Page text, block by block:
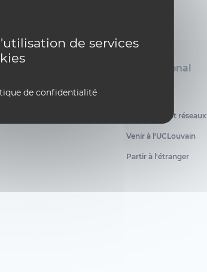
de services
de confidentialité
International
Partenaires et réseaux
Venir à l'UCLouvain
Partir à l'étranger